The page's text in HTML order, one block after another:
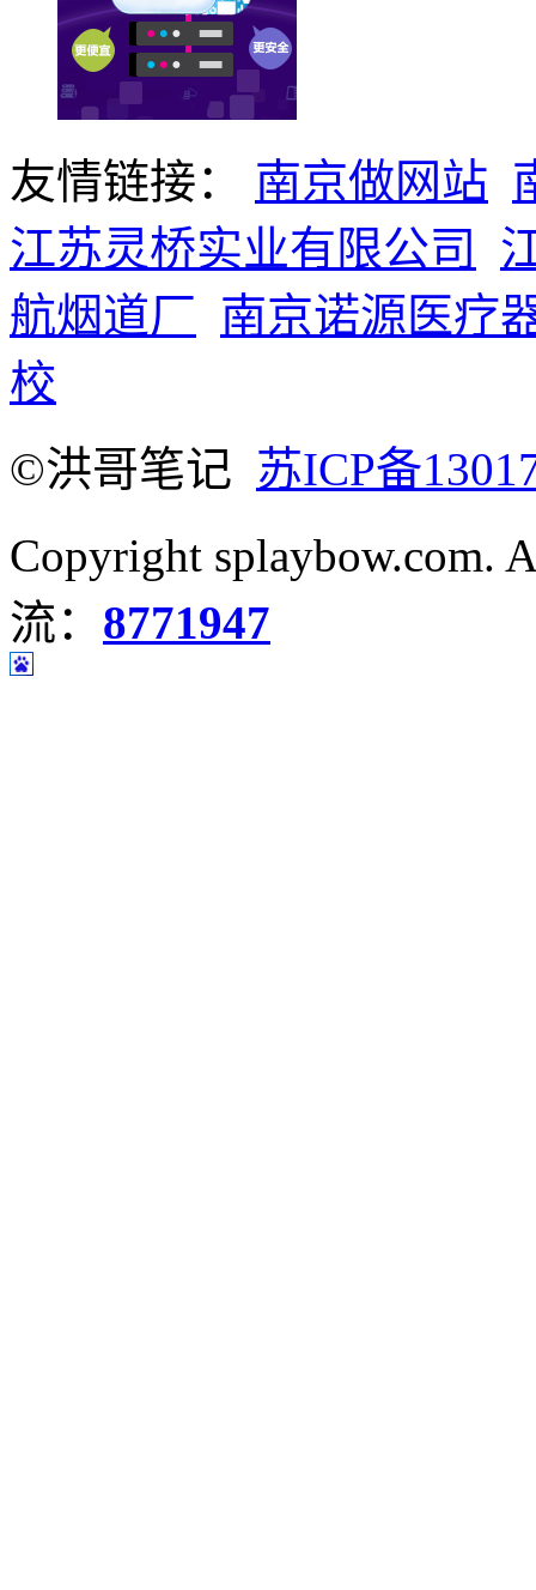
友情链接： 南京做网站
江苏灵桥实业有限公司
航烟道厂 南京诺源医疗
校
©洪哥笔记 苏ICP备
Copyright splaybow.com.
流： 8771947